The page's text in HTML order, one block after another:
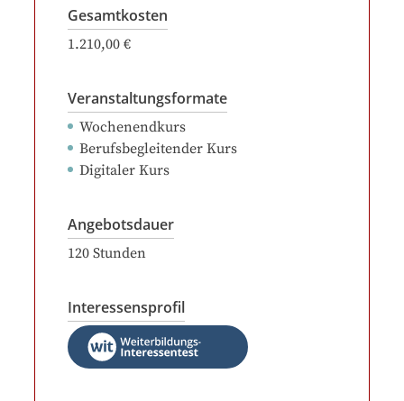
Gesamtkosten
1.210,00 €
Veranstaltungsformate
Wochenendkurs
Berufsbegleitender Kurs
Digitaler Kurs
Angebotsdauer
120 Stunden
Interessensprofil